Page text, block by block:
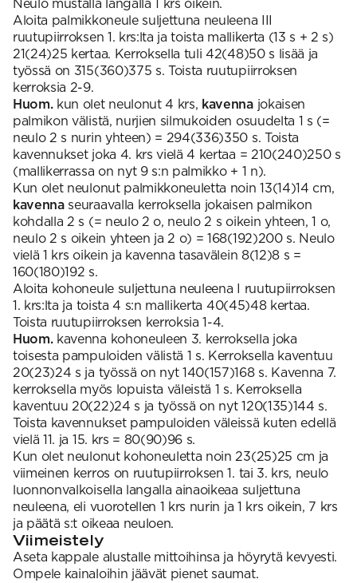
Neulo mustalla langalla 1 krs oikein.
Aloita palmikkoneule suljettuna neuleena III
ruutupiirroksen 1. krs:lta ja toista mallikerta (13 s + 2 s)
21(24)25 kertaa. Kerroksella tuli 42(48)50 s lisää ja
työssä on 315(360)375 s. Toista ruutupiirroksen
kerroksia 2-9.
Huom.kun olet neulonut 4 krs, kavennajokaisen
palmikon välistä, nurjien silmukoiden osuudelta 1 s (=
neulo 2 s nurin yhteen) = 294(336)350 s. Toista
kavennukset joka 4. krs vielä 4 kertaa = 210(240)250 s
(mallikerrassa on nyt 9 s:n palmikko + 1 n).
Kun olet neulonut palmikkoneuletta noin 13(14)14 cm,
kavennaseuraavalla kerroksella jokaisen palmikon
kohdalla 2 s (= neulo 2 o, neulo 2 s oikein yhteen, 1 o,
neulo 2 s oikein yhteen ja 2 o) = 168(192)200 s. Neulo
vielä 1 krs oikein ja kavenna tasavälein 8(12)8 s =
160(180)192 s.
Aloita kohoneule suljettuna neuleena I ruutupiirroksen
1. krs:lta ja toista 4 s:n mallikerta 40(45)48 kertaa.
Toista ruutupiirroksen kerroksia 1-4.
Huom.kavenna kohoneuleen 3. kerroksella joka
toisesta pampuloiden välistä 1 s. Kerroksella kaventuu
20(23)24 s ja työssä on nyt 140(157)168 s. Kavenna 7.
kerroksella myös lopuista väleistä 1 s. Kerroksella
kaventuu 20(22)24 s ja työssä on nyt 120(135)144 s.
Toista kavennukset pampuloiden väleissä kuten edellä
vielä 11. ja 15. krs = 80(90)96 s.
Kun olet neulonut kohoneuletta noin 23(25)25 cm ja
viimeinen kerros on ruutupiirroksen 1. tai 3. krs, neulo
luonnonvalkoisella langalla ainaoikeaa suljettuna
neuleena, eli vuorotellen 1 krs nurin ja 1 krs oikein, 7 krs
ja päätä s:t oikeaa neuloen.
Viimeistely
Aseta kappale alustalle mittoihinsa ja höyrytä kevyesti.
Ompele kainaloihin jäävät pienet saumat.